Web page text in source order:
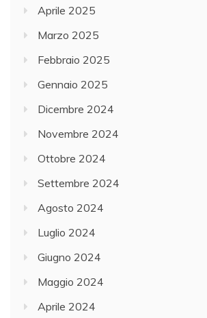
Aprile 2025
Marzo 2025
Febbraio 2025
Gennaio 2025
Dicembre 2024
Novembre 2024
Ottobre 2024
Settembre 2024
Agosto 2024
Luglio 2024
Giugno 2024
Maggio 2024
Aprile 2024